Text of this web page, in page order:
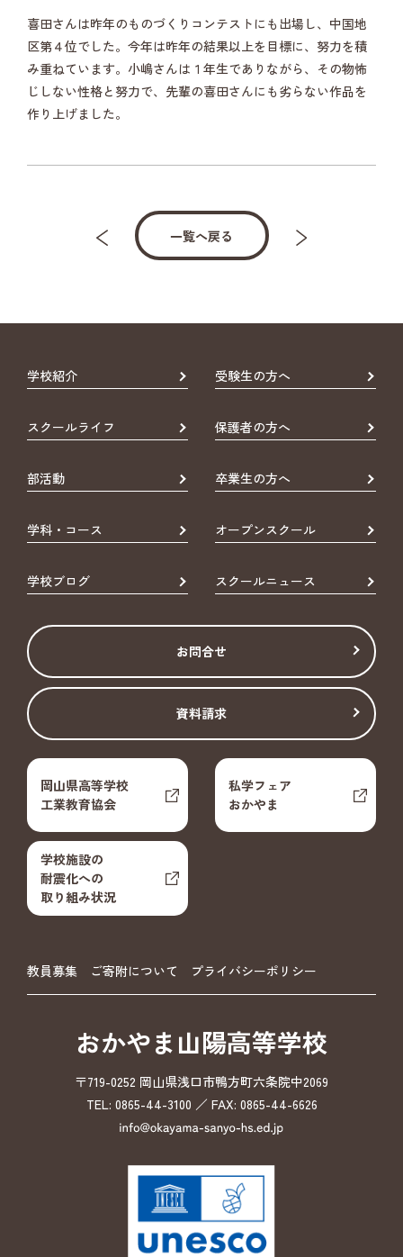
喜田さんは昨年のものづくりコンテストにも出場し、中国地
区第４位でした。今年は昨年の結果以上を目標に、努力を積
み重ねています。小嶋さんは１年生でありながら、その物怖
じしない性格と努力で、先輩の喜田さんにも劣らない作品を
作り上げました。
一覧へ戻る
学校紹介 受験生の方へ
スクールライフ 保護者の方へ
部活動 卒業生の方へ
学科・コース オープンスクール
学校ブログ スクールニュース
お問合せ
資料請求
岡山県高等学校
工業教育協会
私学フェア
おかやま
学校施設の
耐震化への
取り組み状況
教員募集 ご寄附について プライバシーポリシー
おかやま山陽高等学校
〒719-0252 岡山県浅口市鴨方町六条院中2069
TEL: 0865-44-3100 ／ FAX: 0865-44-6626